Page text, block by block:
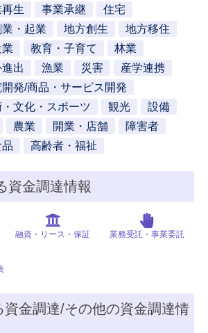
生 事業承継
住宅
業・起業 地方創生
地方移住
教育・子育て
林業
出 漁業 災害
産学連携
発/商品・サービス開発
文化・スポーツ 観光
設備
農業 開業・店舗
障害者
高齢者・福祉
資金調達情報
融資・リース・保証 業務受託・事業委託
資金調達/その他の資金調達情